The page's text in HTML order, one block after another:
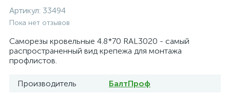
Артикул: 33494
Пока нет отзывов
Саморезы кровельные 4.8*70 RAL3020 - самый
распространенный вид крепежа для монтажа
профлистов.
Производитель
БалтПроф